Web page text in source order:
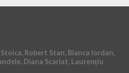
Robert Stan, Bianca Iordan,
Diana Scarlat, Laurențiu